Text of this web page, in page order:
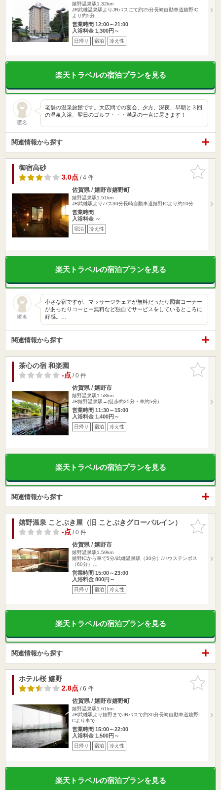
嬉野温泉駅1.32km
JR武雄温泉駅よりJRバスにて約25分長崎自動車道嬉野IC
より約5分…
営業時間 12:00～21:00
入浴料金 1,300円～
日帰り 宿泊 冷え性
楽天トラベルの宿泊プランを見る
匿名
老舗の温泉旅館です。大広間での宴会、夕方、深夜、早朝と３回
の温泉入浴、翌日のゴルフ・・・満足の一言に尽きます！
関連情報から探す
お気に入
りに追加
御宿高砂
3.0点/ 4 件
佐賀県 / 嬉野市嬉野町
嬉野温泉駅1.51km
JR武雄駅よりバス30分長崎自動車道嬉野ICより約10分
営業時間
入浴料金 ～
宿泊 冷え性
楽天トラベルの宿泊プランを見る
匿名
小さな宿ですが、マッサージチェアが無料だったり図書コーナー
があったりコーヒー無料など独自でサービスをしているところに
好感。…
関連情報から探す
お気に入
りに追加
茶心の宿 和楽園
-点/ 0 件
佐賀県 / 嬉野市
嬉野温泉駅1.58km
JR嬉野温泉駅→(徒歩約25分・車約5分)
営業時間 11:30～15:00
入浴料金 1,400円～
日帰り 宿泊 冷え性
楽天トラベルの宿泊プランを見る
関連情報から探す
お気に入
りに追加
嬉野温泉 ことぶき屋（旧 ことぶきグローバルイン）
-点/ 0 件
佐賀県 / 嬉野市
嬉野温泉駅1.59km
嬉野ICから車で5分/武雄温泉駅（30分）/ハウステンボス
（60分）…
営業時間 15:00～23:00
入浴料金 800円～
日帰り 宿泊 冷え性
楽天トラベルの宿泊プランを見る
関連情報から探す
お気に入
りに追加
ホテル桜 嬉野
2.8点/ 6 件
佐賀県 / 嬉野市嬉野町
嬉野温泉駅1.61km
JR武雄駅より嬉野までJRバスで約30分長崎自動車道嬉野I
Cより車で…
営業時間 15:00～22:00
入浴料金 1,500円～
日帰り 宿泊 冷え性
楽天トラベルの宿泊プランを見る